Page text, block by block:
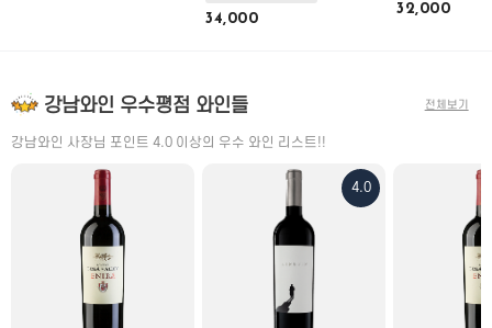
34,000
32,000
전체보기
강남와인 우수평점 와인들
강남와인 사장님 포인트 4.0 이상의 우수 와인 리스트!!
4.0